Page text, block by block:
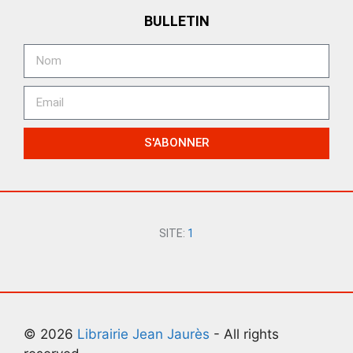
BULLETIN
S'ABONNER
SITE: 1
© 2026 Librairie Jean Jaurès - All rights